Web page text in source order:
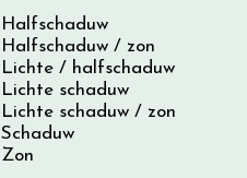
Halfschaduw
Halfschaduw / zon
Lichte / halfschaduw
Lichte schaduw
Lichte schaduw / zon
Schaduw
Zon